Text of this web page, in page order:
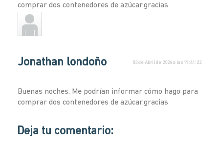
comprar dos contenedores de azúcar.gracias
Jonathan londoño 03 de Abril de 2024 a las 19:41:22
Buenas noches. Me podrían informar cómo hago para
comprar dos contenedores de azúcar.gracias
Deja tu comentario: